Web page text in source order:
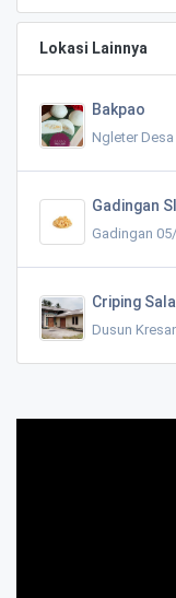
Lokasi Lainnya
Bakpao
Ngleter
Gadingan
Gadingan
Criping
Dusun